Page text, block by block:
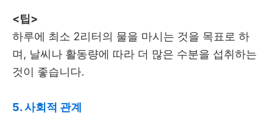
<팁>
하루에 최소 2리터의 물을 마시는 것을 목표로 하
며, 날씨나 활동량에 따라 더 많은 수분을 섭취하는
것이 좋습니다.
5. 사회적 관계